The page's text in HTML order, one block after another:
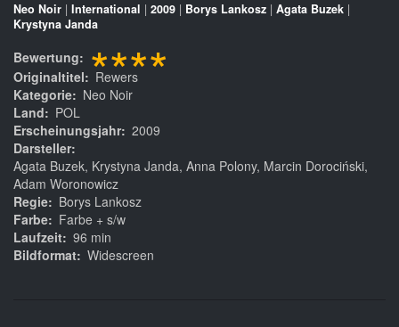
Neo Noir | International | 2009 | Borys Lankosz | Agata Buzek |
Krystyna Janda
Bewertung ****
Originaltitel
Rewers
Kategorie
Neo Noir
Land
POL
Erscheinungsjahr 2009
Darsteller
Agata Buzek, Krystyna Janda, Anna Polony, Marcin Dorociński,
Adam Woronowicz
Regie
Borys Lankosz
Farbe
Farbe + s/w
Laufzeit 96 min
Bildformat Widescreen